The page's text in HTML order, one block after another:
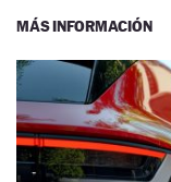
MÁS INFORMACIÓN